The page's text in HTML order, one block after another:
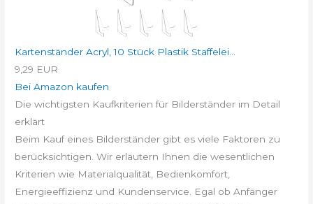
Kartenständer Acryl, 10 Stück Plastik Staffelei...
9,29 EUR
Bei Amazon kaufen
Die wichtigsten Kaufkriterien für Bilderständer im Detail
erklärt
Beim Kauf eines Bilderständer gibt es viele Faktoren zu
berücksichtigen. Wir erläutern Ihnen die wesentlichen
Kriterien wie Materialqualität, Bedienkomfort,
Energieeffizienz und Kundenservice. Egal ob Anfänger